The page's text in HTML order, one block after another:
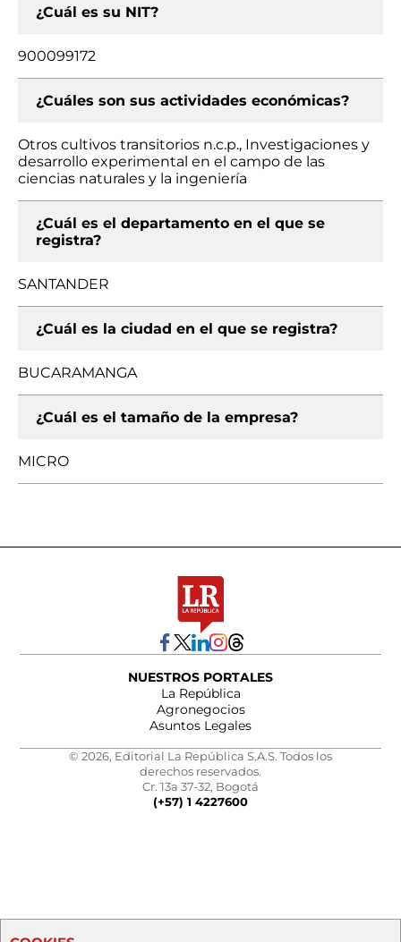
¿Cuál es su NIT?
900099172
¿Cuáles son sus actividades económicas?
Otros cultivos transitorios n.c.p., Investigaciones y
desarrollo experimental en el campo de las
ciencias naturales y la ingeniería
¿Cuál es el departamento en el que se
registra?
SANTANDER
¿Cuál es la ciudad en el que se registra?
BUCARAMANGA
¿Cuál es el tamaño de la empresa?
MICRO
NUESTROS PORTALES
La República
Agronegocios
Asuntos Legales
© 2026, Editorial La República S.A.S. Todos los
derechos reservados.
Cr. 13a 37-32, Bogotá
(+57) 1 4227600